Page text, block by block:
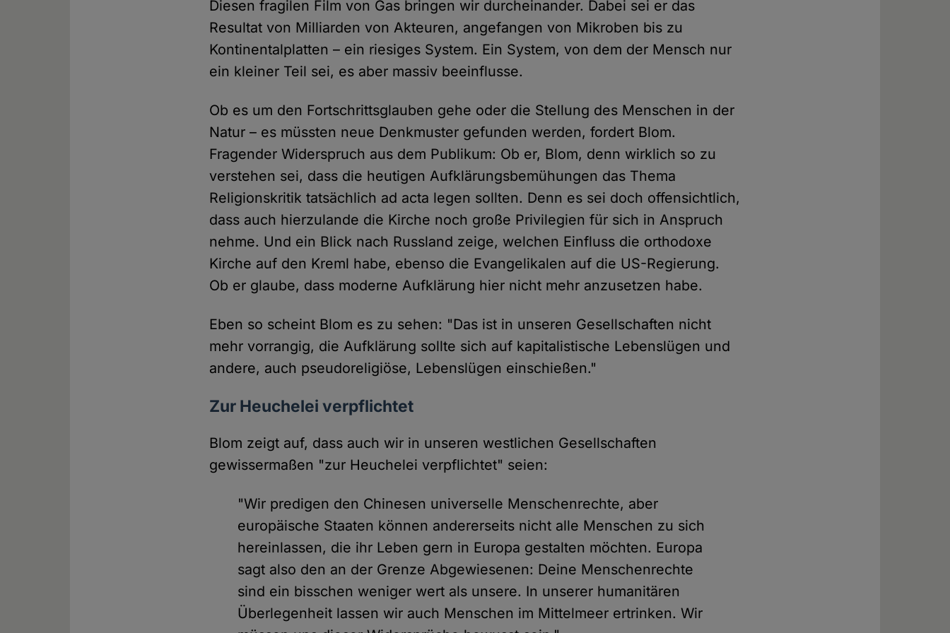
Diesen fragilen Film von Gas bringen wir durcheinander. Dabei sei er das
Resultat von Milliarden von Akteuren, angefangen von Mikroben bis zu
Kontinentalplatten – ein riesiges System. Ein System, von dem der Mensch nur
ein kleiner Teil sei, es aber massiv beeinflusse.
Ob es um den Fortschrittsglauben gehe oder die Stellung des Menschen in der
Natur – es müssten neue Denkmuster gefunden werden, fordert Blom.
Fragender Widerspruch aus dem Publikum: Ob er, Blom, denn wirklich so zu
verstehen sei, dass die heutigen Aufklärungsbemühungen das Thema
Religionskritik tatsächlich ad acta legen sollten. Denn es sei doch offensichtlich,
dass auch hierzulande die Kirche noch große Privilegien für sich in Anspruch
nehme. Und ein Blick nach Russland zeige, welchen Einfluss die orthodoxe
Kirche auf den Kreml habe, ebenso die Evangelikalen auf die US-Regierung.
Ob er glaube, dass moderne Aufklärung hier nicht mehr anzusetzen habe.
Eben so scheint Blom es zu sehen: "Das ist in unseren Gesellschaften nicht
mehr vorrangig, die Aufklärung sollte sich auf kapitalistische Lebenslügen und
andere, auch pseudoreligiöse, Lebenslügen einschießen."
Zur Heuchelei verpflichtet
Blom zeigt auf, dass auch wir in unseren westlichen Gesellschaften
gewissermaßen "zur Heuchelei verpflichtet" seien:
"Wir predigen den Chinesen universelle Menschenrechte, aber
europäische Staaten können andererseits nicht alle Menschen zu sich
hereinlassen, die ihr Leben gern in Europa gestalten möchten. Europa
sagt also den an der Grenze Abgewiesenen: Deine Menschenrechte
sind ein bisschen weniger wert als unsere. In unserer humanitären
Überlegenheit lassen wir auch Menschen im Mittelmeer ertrinken. Wir